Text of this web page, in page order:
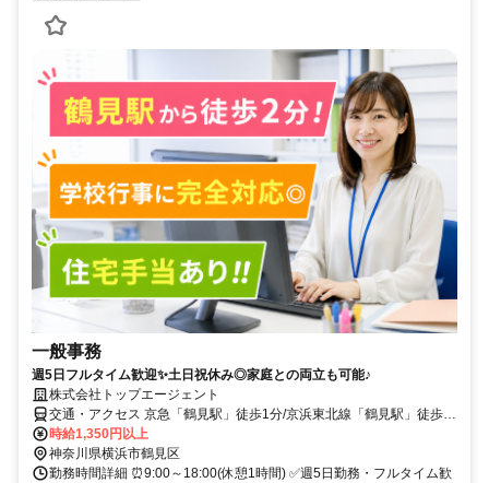
一般事務
週5日フルタイム歓迎✨土日祝休み◎家庭との両立も可能♪
株式会社トップエージェント
交通・アクセス 京急「鶴見駅」徒歩1分/京浜東北線「鶴見駅」徒歩2
分 ✅交通費全額支給
時給1,350円以上
神奈川県横浜市鶴見区
勤務時間詳細 ⏰9:00～18:00(休憩1時間) ✅週5日勤務・フルタイム歓